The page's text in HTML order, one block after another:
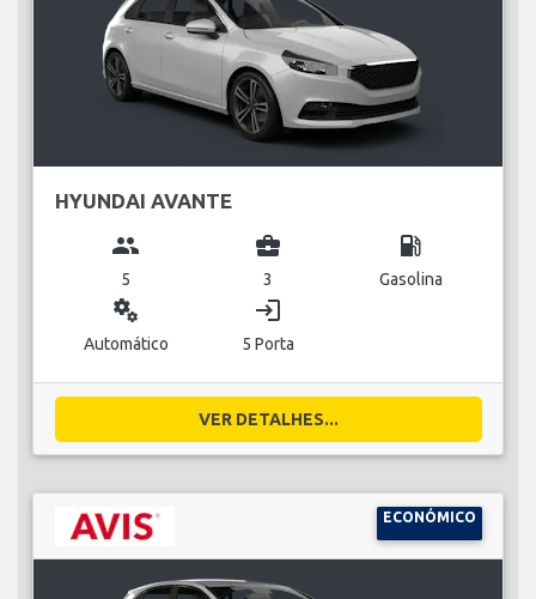
HYUNDAI AVANTE
group
5
business_center
3
local_gas_station
Gasolina
miscellaneous_services
Automático
login
5 Porta
VER DETALHES...
ECONÓMICO